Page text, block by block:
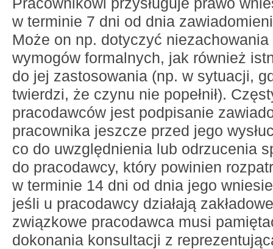
w terminie 7 dni od dnia
Może on np. dotyczyć
wymogów formalnych, jak również
do jej zastosowania (np. w sytuacji,
twierdzi, że czynu nie popełnił).
pracodawców jest podpisanie
pracownika jeszcze przed jego
co do uwzględnienia lub odrzucenia
do pracodawcy, który powinien
w terminie 14 dni od dnia jego
jeśli u pracodawcy działają
związkowe pracodawca musi
dokonania konsultacji z